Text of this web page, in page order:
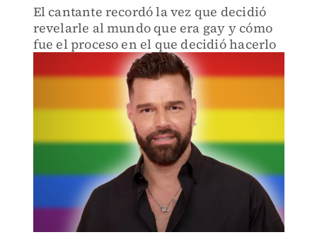
El cantante recordó la vez que decidió
revelarle al mundo que era gay y cómo
fue el proceso en el que decidió hacerlo